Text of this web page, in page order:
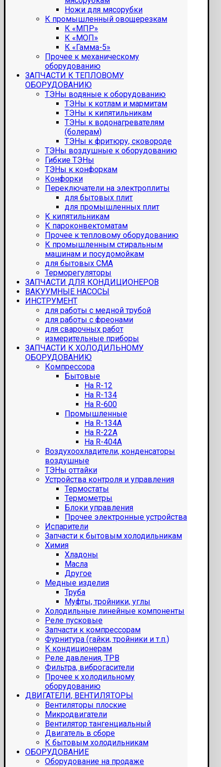
Ножи для мясорубки
К промышленный овощерезкам
К «МПР»
К «МОП»
К «Гамма-5»
Прочее к механическому
оборудованию
ЗАПЧАСТИ К ТЕПЛОВОМУ
ОБОРУДОВАНИЮ
ТЭНы водяные к оборудованию
ТЭНы к котлам и мармитам
ТЭНы к кипятильникам
ТЭНы к водонагревателям
(болерам)
ТЭНы к фритюру, сковороде
ТЭНы воздушные к оборудованию
Гибкие ТЭНы
ТЭНы к конфоркам
Конфорки
Переключатели на электроплиты
для бытовых плит
для промышленных плит
К кипятильникам
К пароконвектоматам
Прочее к тепловому оборудованию
К промышленным стиральным
машинам и посудомойкам
для бытовых СМА
Терморегуляторы
ЗАПЧАСТИ ДЛЯ КОНДИЦИОНЕРОВ
ВАКУУМНЫЕ НАСОСЫ
ИНСТРУМЕНТ
для работы с медной трубой
для работы с фреонами
для сварочных работ
измерительные приборы
ЗАПЧАСТИ К ХОЛОДИЛЬНОМУ
ОБОРУДОВАНИЮ
Компрессора
Бытовые
На R-12
На R-134
На R-600
Промышленные
На R-134A
На R-22A
На R-404A
Воздухоохладители, конденсаторы
воздушные
ТЭНы оттайки
Устройства контроля и управления
Термостаты
Термометры
Блоки управления
Прочее электронные устройства
Испарители
Запчасти к бытовым холодильникам
Химия
Хладоны
Масла
Другое
Медные изделия
Труба
Муфты, тройники, углы
Холодильные линейные компоненты
Реле пусковые
Запчасти к компрессорам
Фурнитура (гайки, тройники и т.п.)
К кондиционерам
Реле давления, ТРВ
Фильтра, виброгасители
Прочее к холодильному
оборудованию
ДВИГАТЕЛИ, ВЕНТИЛЯТОРЫ
Вентиляторы плоские
Микродвигатели
Вентилятор тангенциальный
Двигатель в сборе
К бытовым холодильникам
ОБОРУДОВАНИЕ
Оборудование на продаже